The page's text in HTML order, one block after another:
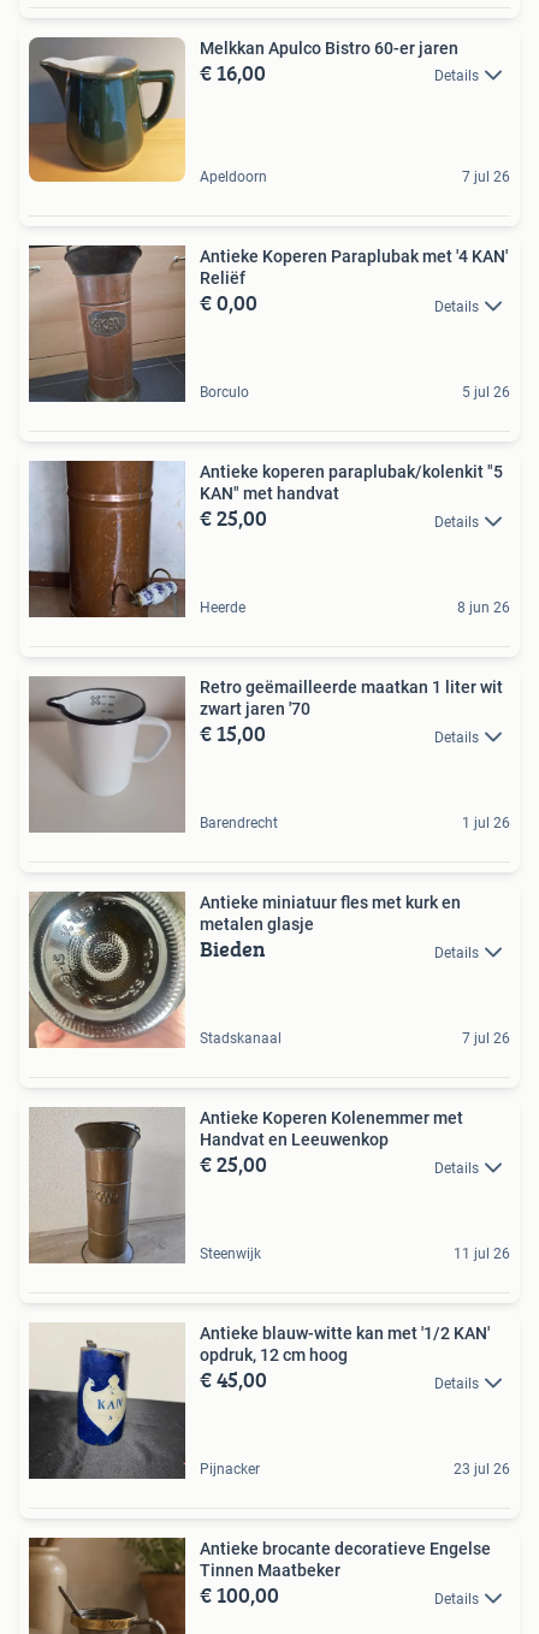
Melkkan Apulco Bistro 60-er jaren
€ 16,00 Details
Apeldoorn 7 jul 26
Antieke Koperen Paraplubak met '4 KAN'
Reliëf
€ 0,00 Details
Borculo 5 jul 26
Antieke koperen paraplubak/kolenkit "5
KAN" met handvat
€ 25,00 Details
Heerde 8 jun 26
Retro geëmailleerde maatkan 1 liter wit
zwart jaren '70
€ 15,00 Details
Barendrecht 1 jul 26
Antieke miniatuur fles met kurk en
metalen glasje
Bieden Details
Stadskanaal 7 jul 26
Antieke Koperen Kolenemmer met
Handvat en Leeuwenkop
€ 25,00 Details
Steenwijk 11 jul 26
Antieke blauw-witte kan met '1/2 KAN'
opdruk, 12 cm hoog
€ 45,00 Details
Pijnacker 23 jul 26
Antieke brocante decoratieve Engelse
Tinnen Maatbeker
€ 100,00 Details